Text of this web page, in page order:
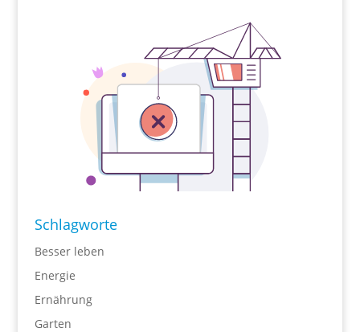
Schlagworte
Besser leben
Energie
Ernährung
Garten